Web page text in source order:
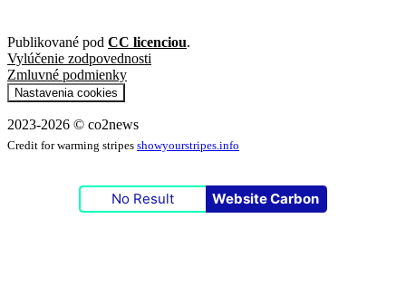
Publikované pod CC licenciou.
Vylúčenie zodpovednosti
Zmluvné podmienky
Nastavenia cookies
2023-2026 © co2news
Credit for warming stripes showyourstripes.info
No Result Website Carbon